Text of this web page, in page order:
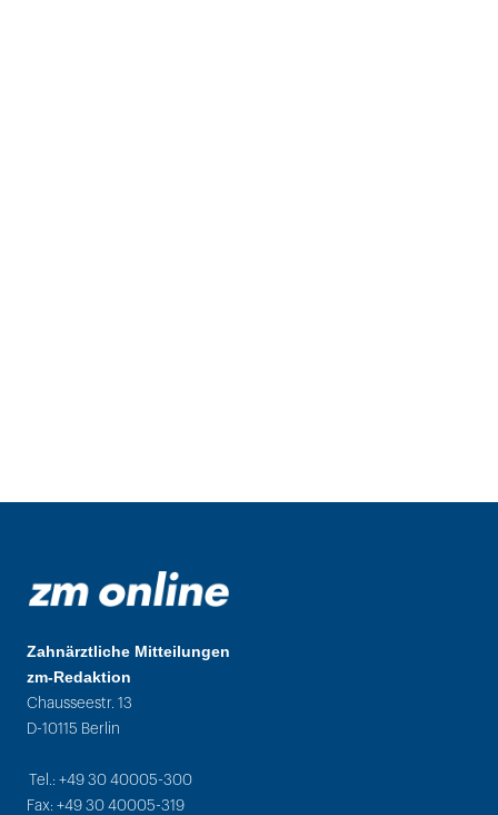
Zahnärztliche Mitteilungen
zm-Redaktion
Chausseestr. 13
D-10115 Berlin
Tel.: +49 30 40005-300
Fax: +49 30 40005-319